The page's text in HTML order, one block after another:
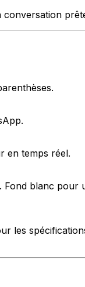
conversation
en temps réel.
blanc pour
les